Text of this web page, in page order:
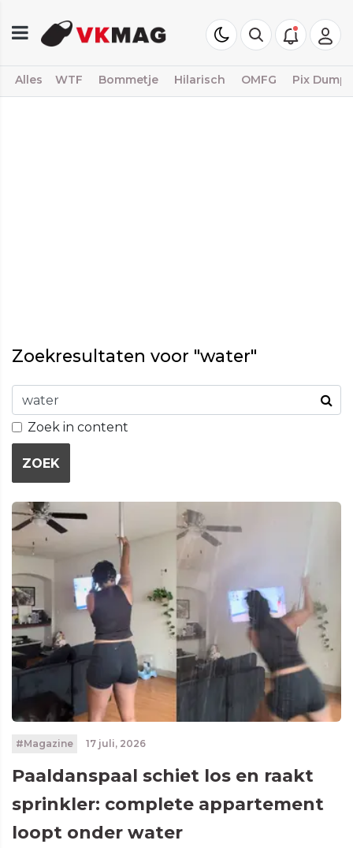
Alles WTF Bommetje Hilarisch OMFG Pix Dump
Zoekresultaten voor "water"
Zoek in content
ZOEK
#Magazine 17 juli, 2026
Paaldanspaal schiet los en raakt
sprinkler: complete appartement
loopt onder water